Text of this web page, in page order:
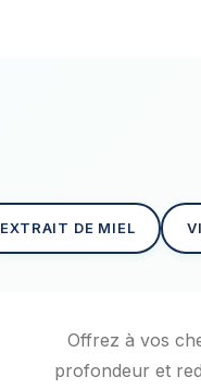
EXTRAIT DE MIEL
Offrez à vos
profondeur et